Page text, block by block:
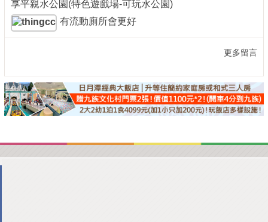
享平親水公園(特色遊戲場-可玩水公園)
有流動廁所會更好
更多留言